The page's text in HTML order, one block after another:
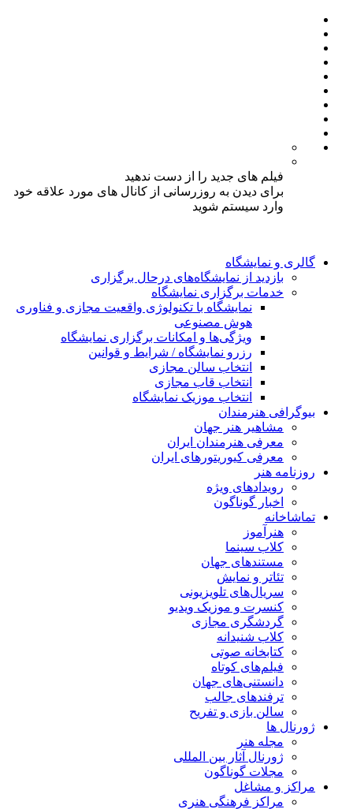
فیلم های جدید را از دست ندهید
برای دیدن به روزرسانی از کانال های مورد علاقه خود
وارد سیستم شوید
گالری و نمایشگاه
بازدید از نمایشگاه‌های درحال برگزاری
خدمات برگزاری نمایشگاه
نمایشگاه با تکنولوژی واقعیت مجازی و فناوری
هوش مصنوعی
ویژگی‌ها و امکانات برگزاری نمایشگاه
رزرو نمایشگاه / شرایط و قوانین
انتخاب سالن مجازی
انتخاب قاب مجازی
انتخاب موزیک نمایشگاه
بیوگرافی هنرمندان
مشاهیر هنر جهان
معرفی هنرمندان ایران
معرفی کیوریتورهای ایران
روزنامه هنر
رویدادهای ویژه
اخبار گوناگون
تماشاخانه
هنرآموز
کلاب سینما
مستندهای جهان
تئاتر و نمایش
سریال‌های تلویزیونی
کنسرت و موزیک ویدیو
گردشگری مجازی
کلاب شنیدانه
کتابخانه صوتی
فیلم‌های کوتاه
دانستنی‌های جهان
ترفندهای جالب
سالن بازی و تفریح
ژورنال ها
مجله هنر
ژورنال آثار بین المللی
مجلات گوناگون
مراکز و مشاغل
مراکز فرهنگی هنری